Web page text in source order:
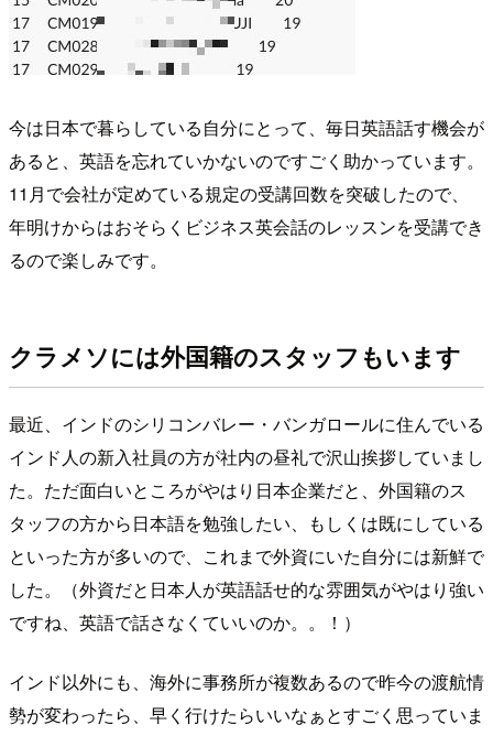
今は日本で暮らしている自分にとって、毎日英語話す機会が
あると、英語を忘れていかないのですごく助かっています。
11月で会社が定めている規定の受講回数を突破したので、
年明けからはおそらくビジネス英会話のレッスンを受講でき
るので楽しみです。
クラメソには外国籍のスタッフもいます
最近、インドのシリコンバレー・バンガロールに住んでいる
インド人の新入社員の方が社内の昼礼で沢山挨拶していまし
た。ただ面白いところがやはり日本企業だと、外国籍のス
タッフの方から日本語を勉強したい、もしくは既にしている
といった方が多いので、これまで外資にいた自分には新鮮で
した。（外資だと日本人が英語話せ的な雰囲気がやはり強い
ですね、英語で話さなくていいのか。。！）
インド以外にも、海外に事務所が複数あるので昨今の渡航情
勢が変わったら、早く行けたらいいなぁとすごく思っていま